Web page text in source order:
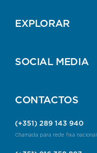
EXPLORAR
SOCIAL MEDIA
CONTACTOS
(+351) 289 143 940
Chamada para rede fixa nacional